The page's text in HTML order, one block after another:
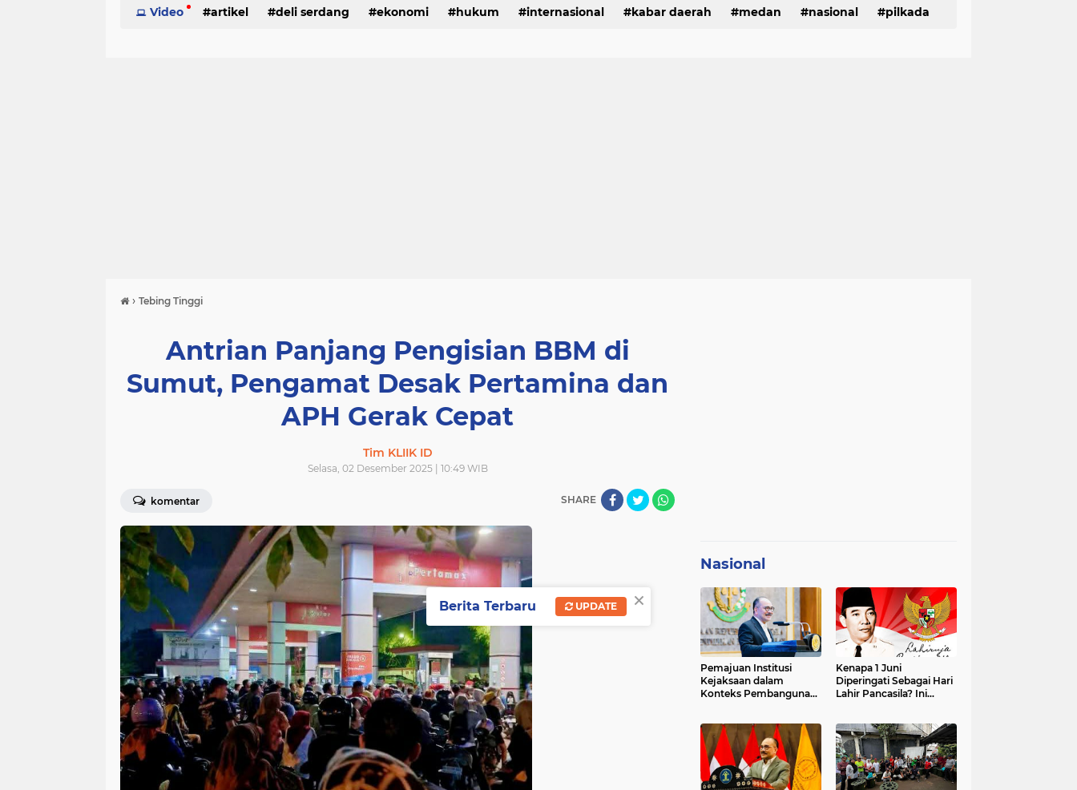
Simalungun Sumatera Utara Tebing Tinggi
Video artikel deli serdang ekonomi hukum internasional kabar daerah medan nasional pilkada
› Tebing Tinggi
Antrian Panjang Pengisian BBM di
Sumut, Pengamat Desak Pertamina dan
APH Gerak Cepat
Tim KLIIK ID
Selasa, 02 Desember 2025 | 10:49 WIB
komentar SHARE
Nasional
Pemajuan Institusi
Kejaksaan dalam
Konteks Pembangunan
Kenapa 1 Juni
Diperingati Sebagai Hari
Lahir Pancasila? Ini
×
Berita Terbaru UPDATE